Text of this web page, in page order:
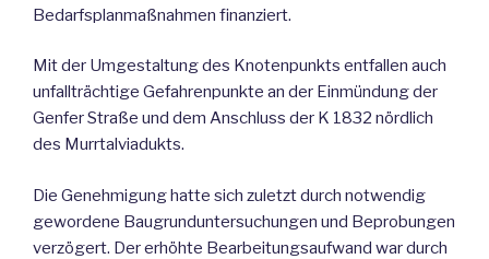
Bedarfsplanmaßnahmen finanziert.
Mit der Umgestaltung des Knotenpunkts entfallen auch
unfallträchtige Gefahrenpunkte an der Einmündung der
Genfer Straße und dem Anschluss der K 1832 nördlich
des Murrtalviadukts.
Die Genehmigung hatte sich zuletzt durch notwendig
gewordene Baugrunduntersuchungen und Beprobungen
verzögert. Der erhöhte Bearbeitungsaufwand war durch